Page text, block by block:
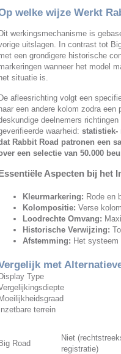
welke wijze Werkt
Dit werkingsmechanisme is
uitslagen. In contrast tot
een grondigere historische
wanneer het model
het situatie is.
De afleesrichting volgt een
een andere kolom zodra
deelnemers
waarheid: statistiek-
Rabbit Road patronen een
een selectie van 50.000
Aspecten bij het
Kleurmarkering: Rode en
Kolompositie: Verse
Loodrechte Omvang:
Historische Verwijzing:
Afstemming: Het systeem
met
Display Type
Moeilijkheidsgraad
Inzetbare terrein
Big Road
Niet
registratie)